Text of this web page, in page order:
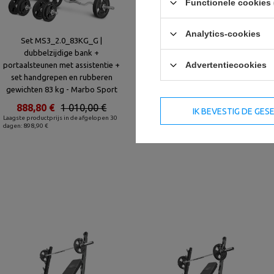
Set MS3_2.0_83KG_G |
dubbelzijdige bank +
portaalsteunen met assistentie +
set handgrepen en rubberen
gewichten 83 kg - Marbo Sport
Laagste productprijs in de afgelopen 30
dagen: 898,90 €
1 010,00 €
888,80 €
MS36_2.0_83KG_G set | Dubbele
portaalstatieven + bidstang +
Functionele cookies
Analytics-cookies
Advertentiecookies
IK BEVESTIG DE